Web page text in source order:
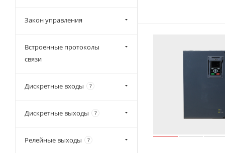
22 кВт/30 кВт
37 кВт/45 кВт
90 кВт/110 кВт
132 кВт/160 кВт
Закон управления
Встроенные протоколы
связи
Дискретные входы ?
Дискретные выходы ?
Релейные выходы ?